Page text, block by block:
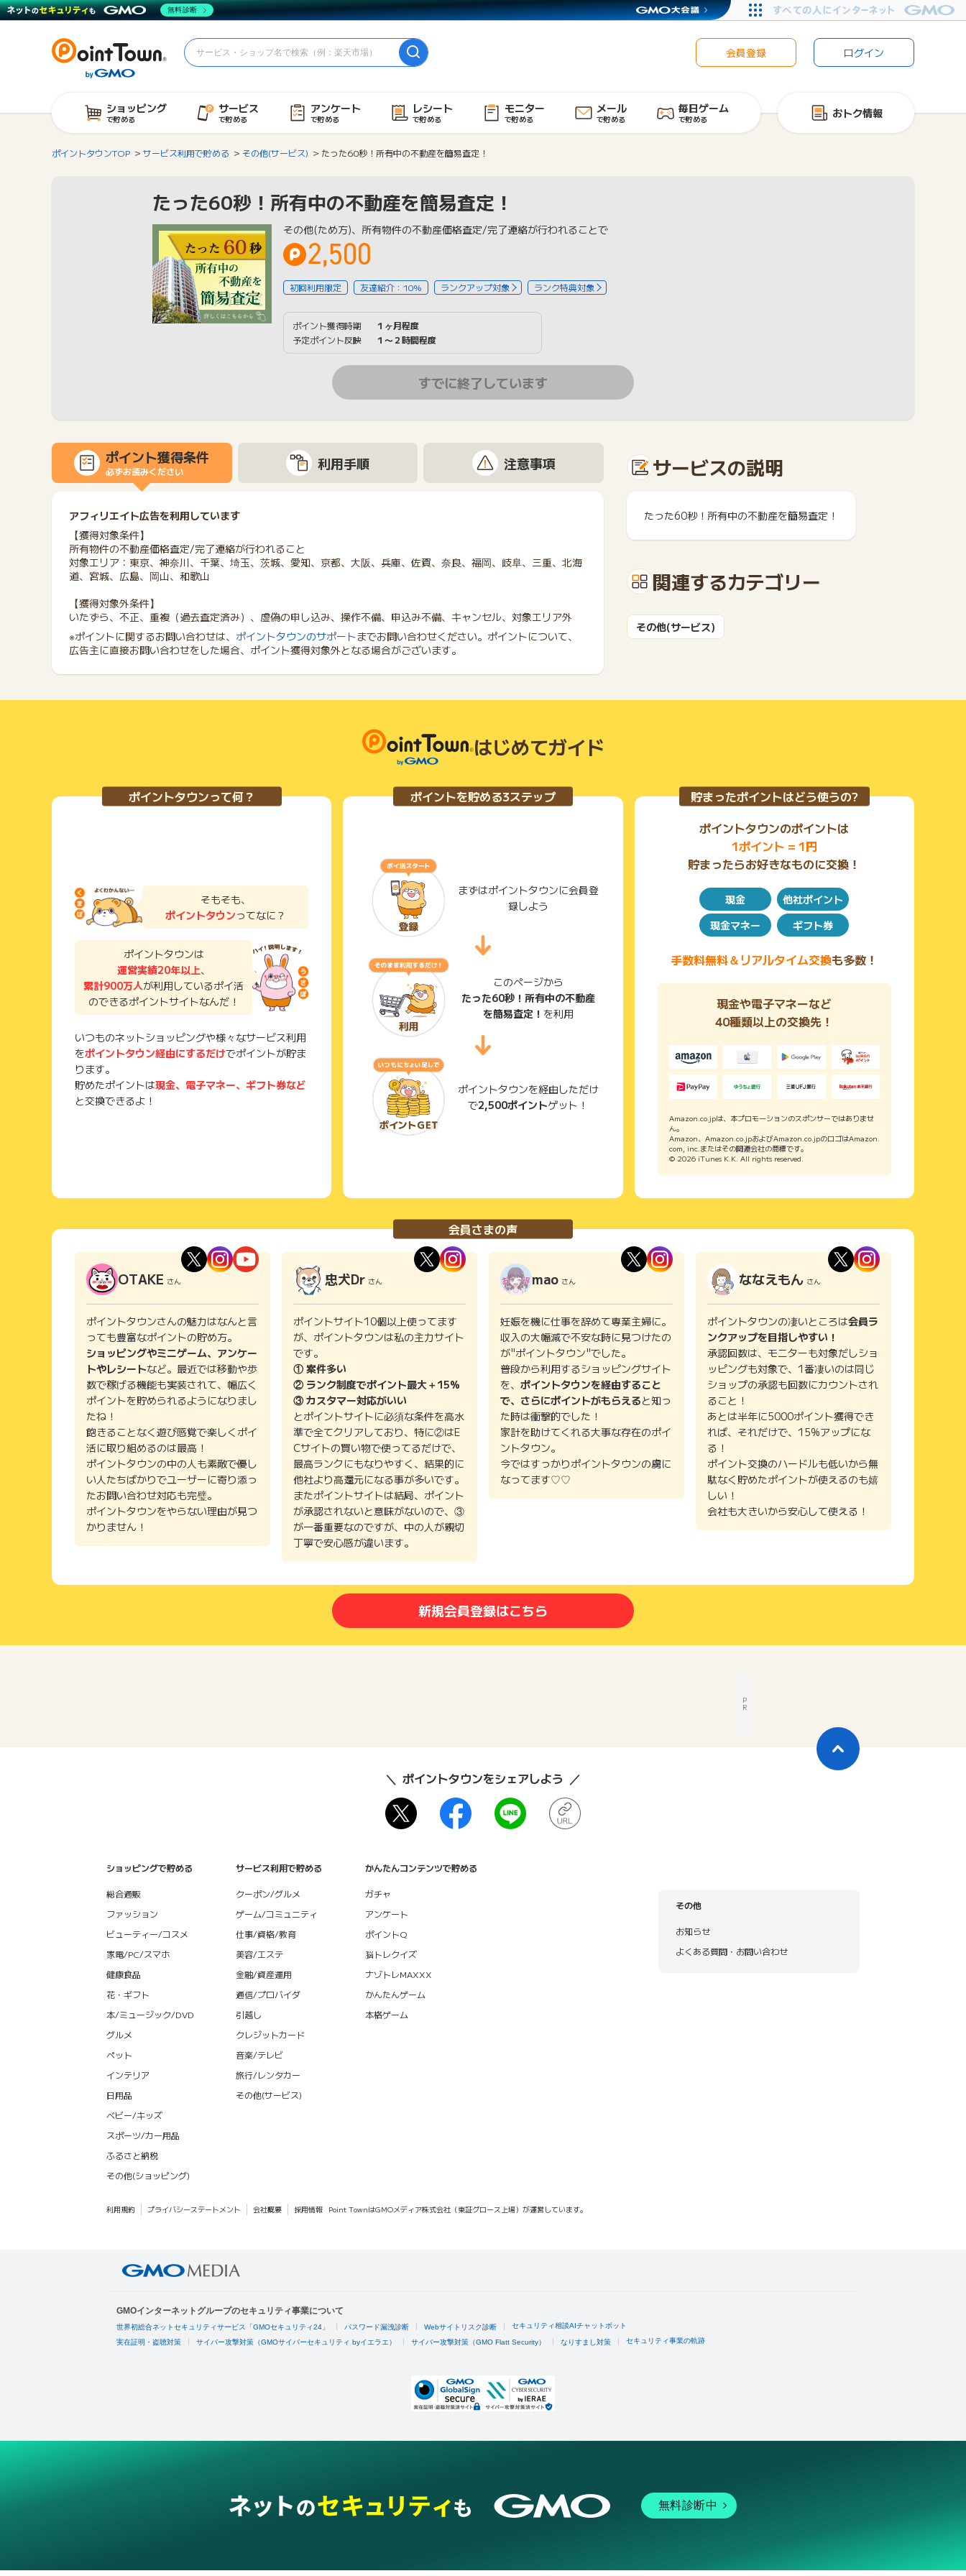
会員登録 ログイン
ショッピング
で貯める
サービス
で貯める
アンケート
で貯める
レシート
で貯める
モニター
で貯める
メール
で貯める
毎日ゲーム
で貯める おトク情報
ポイントタウンTOP サービス利用で貯める その他(サービス) たった60秒！所有中の不動産を簡易査定！
たった60秒！所有中の不動産を簡易査定！
その他(ため方)、所有物件の不動産価格査定/完了連絡が行われることで
2,500
初回利用限定 友達紹介：10% ランクアップ対象 ランク特典対象
ポイント獲得時期
１ヶ月程度
予定ポイント反映
１〜２時間程度
すでに終了しています
ポイント獲得条件
必ずお読みください 利用手順 注意事項
アフィリエイト広告を利用しています
【獲得対象条件】
所有物件の不動産価格査定/完了連絡が行われること
対象エリア：東京、神奈川、千葉、埼玉、茨城、愛知、京都、大阪、兵庫、佐賀、奈良、福岡、岐阜、三重、北海
道、宮城、広島、岡山、和歌山
【獲得対象外条件】
いたずら、不正、重複（過去査定済み）、虚偽の申し込み、操作不備、申込み不備、キャンセル、対象エリア外
※ポイントに関するお問い合わせは、 ポイントタウンのサポートまでお問い合わせください。ポイントについて、
広告主に直接お問い合わせをした場合、ポイント獲得対象外となる場合がございます。
サービスの説明
たった60秒！所有中の不動産を簡易査定！
関連するカテゴリー
その他(サービス)
はじめてガイド
ポイントタウンって何？
そもそも、
ポイントタウンってなに？
ポイントタウンは
運営実績20年以上、
累計900万人が利用しているポイ活
のできるポイントサイトなんだ！
いつものネットショッピングや様々なサービス利用
をポイントタウン経由にするだけでポイントが貯ま
ります。
貯めたポイントは現金、電子マネー、ギフト券など
と交換できるよ！
ポイントを貯める3ステップ
まずはポイントタウンに会員登
録しよう
このページから
たった60秒！所有中の不動産
を簡易査定！ を利用
ポイントタウンを経由しただけ
で2,500ポイントゲット！
貯まったポイントはどう使うの?
ポイントタウンのポイントは
1ポイント = 1円
貯まったらお好きなものに交換！
現金
他社ポイント
現金マネー
ギフト券
手数料無料＆リアルタイム交換も多数！
現金や電子マネーなど
40種類以上の交換先！
Amazon.co.jpは、本プロモーションのスポンサーではありませ
ん。
Amazon、Amazon.co.jpおよびAmazon.co.jpのロゴはAmazon.
com, inc.またはその関連会社の商標です。
© 2026 iTunes K.K. All rights reserved.
会員さまの声
OTAKE さん
ポイントタウンさんの魅力はなんと言
っても豊富なポイントの貯め方。
ショッピングやミニゲーム、アンケー
トやレシートなど。最近では移動や歩
数で稼げる機能も実装されて、幅広く
ポイントを貯められるようになりまし
たね！
飽きることなく遊び感覚で楽しくポイ
活に取り組めるのは最高！
ポイントタウンの中の人も素敵で優し
い人たちばかりでユーザーに寄り添っ
たお問い合わせ対応も完璧。
ポイントタウンをやらない理由が見つ
かりません！
忠犬Dr さん
ポイントサイト10個以上使ってます
が、ポイントタウンは私の主力サイト
です。
① 案件多い
② ランク制度でポイント最大＋15%
③ カスタマー対応がいい
とポイントサイトに必須な条件を高水
準で全てクリアしており、特に②はE
Cサイトの買い物で使ってるだけで、
最高ランクにもなりやすく、結果的に
他社より高還元になる事が多いです。
またポイントサイトは結局、ポイント
が承認されないと意味がないので、③
が一番重要なのですが、中の人が親切
丁寧で安心感が違います。
mao さん
妊娠を機に仕事を辞めて専業主婦に。
収入の大幅減で不安な時に見つけたの
が"ポイントタウン"でした。
普段から利用するショッピングサイト
を、 ポイントタウンを経由すること
で、さらにポイントがもらえると知っ
た時は衝撃的でした！
家計を助けてくれる大事な存在のポイ
ントタウン。
今ではすっかりポイントタウンの虜に
なってます♡♡
ななえもん さん
ポイントタウンの凄いところは会員ラ
ンクアップを目指しやすい！
承認回数は、モニターも対象だしショ
ッピングも対象で、1番凄いのは同じ
ショップの承認も回数にカウントされ
ること！
あとは半年に5000ポイント獲得でき
れば、それだけで、15%アップにな
る！
ポイント交換のハードルも低いから無
駄なく貯めたポイントが使えるのも嬉
しい！
会社も大きいから安心して使える！
新規会員登録はこちら
P
R
ポイントタウンをシェアしよう
ショッピングで貯める
総合通販
ファッション
ビューティー/コスメ
家電/PC/スマホ
健康食品
花・ギフト
本/ミュージック/DVD
グルメ
ペット
インテリア
日用品
ベビー/キッズ
スポーツ/カー用品
ふるさと納税
その他(ショッピング)
サービス利用で貯める
クーポン/グルメ
ゲーム/コミュニティ
仕事/資格/教育
美容/エステ
金融/資産運用
通信/プロバイダ
引越し
クレジットカード
音楽/テレビ
旅行/レンタカー
その他(サービス)
かんたんコンテンツで貯める
ガチャ
アンケート
ポイントQ
脳トレクイズ
ナゾトレMAXXX
かんたんゲーム
本格ゲーム
その他
お知らせ
よくある質問・お問い合わせ
利用規約 プライバシーステートメント 会社概要 採用情報 Point TownはGMOメディア株式会社（東証グロース上場）が運営しています。
GMOインターネットグループのセキュリティ事業について
世界初総合ネットセキュリティサービス「GMOセキュリティ24」 パスワード漏洩診断 Webサイトリスク診断 セキュリティ相談AIチャットボット
実在証明・盗聴対策 サイバー攻撃対策（GMOサイバーセキュリティ byイエラエ） サイバー攻撃対策（GMO Flatt Security） なりすまし対策 セキュリティ事業の軌跡
無料診断中
無料診断